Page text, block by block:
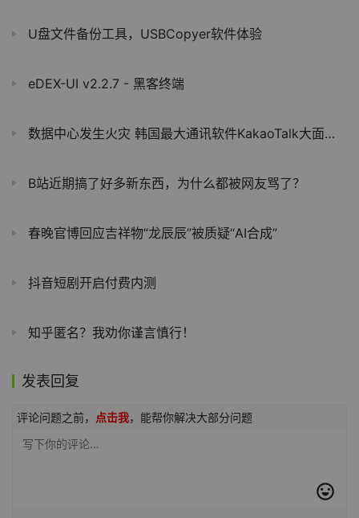
U盘文件备份工具，USBCopyer软件体验
eDEX-UI v2.2.7 - 黑客终端
数据中心发生火灾 韩国最大通讯软件KakaoTalk大面积故障
B站近期搞了好多新东西，为什么都被网友骂了？
春晚官博回应吉祥物“龙辰辰”被质疑“AI合成”
抖音短剧开启付费内测
知乎匿名？我劝你谨言慎行！
发表回复
评论问题之前， 点击我，能帮你解决大部分问题